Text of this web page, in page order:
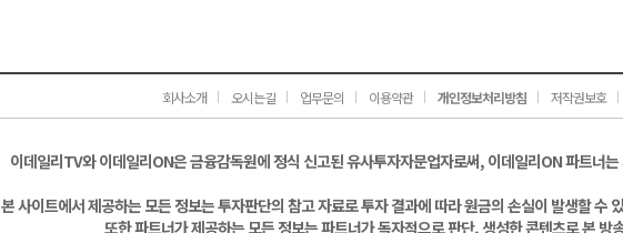
회사소개 오시는길 업무문의 이용약관 개인정보처리방침 저작권보호
이데일리TV와 이데일리ON은 금융감독원에 정식 신고된 유사투자자문업자로써, 이데일리ON 파트너
본 사이트에서 제공하는 모든 정보는 투자판단의 참고 자료로 투자 결과에 따라 원금의 손실이 발생할 수
또한 파트너가 제공하는 모든 정보는 파트너가 독자적으로 판단, 생성한 콘텐츠로 본 방